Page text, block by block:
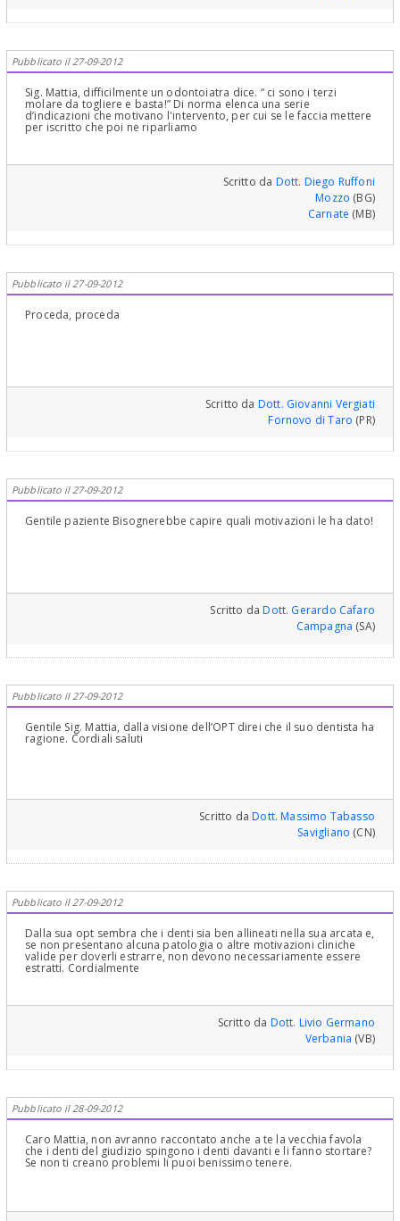
Pubblicato il 27-09-2012
Sig. Mattia, difficilmente un odontoiatra dice. “ ci sono i terzi
molare da togliere e basta!” Di norma elenca una serie
d’indicazioni che motivano l'intervento, per cui se le faccia mettere
per iscritto che poi ne riparliamo
Scritto da Dott. Diego Ruffoni
Mozzo (BG)
Carnate (MB)
Pubblicato il 27-09-2012
Proceda, proceda
Scritto da Dott. Giovanni Vergiati
Fornovo di Taro (PR)
Pubblicato il 27-09-2012
Gentile paziente Bisognerebbe capire quali motivazioni le ha dato!
Scritto daDott. Gerardo Cafaro
Campagna (SA)
Pubblicato il 27-09-2012
Gentile Sig. Mattia, dalla visione dell’OPT direi che il suo dentista ha
ragione. Cordiali saluti
Scritto daDott. Massimo Tabasso
Savigliano (CN)
Pubblicato il 27-09-2012
Dalla sua opt sembra che i denti sia ben allineati nella sua arcata e,
se non presentano alcuna patologia o altre motivazioni cliniche
valide per doverli estrarre, non devono necessariamente essere
estratti. Cordialmente
Scritto da Dott. Livio Germano
Verbania (VB)
Pubblicato il 28-09-2012
Caro Mattia, non avranno raccontato anche a te la vecchia favola
che i denti del giudizio spingono i denti davanti e li fanno stortare?
Se non ti creano problemi li puoi benissimo tenere.